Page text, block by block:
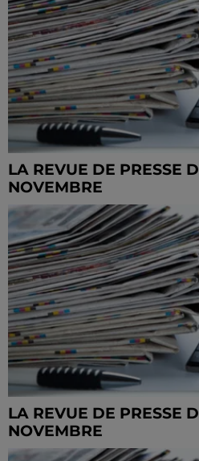
LA REVUE DE PRESSE
NOVEMBRE
LA REVUE DE PRESSE
NOVEMBRE